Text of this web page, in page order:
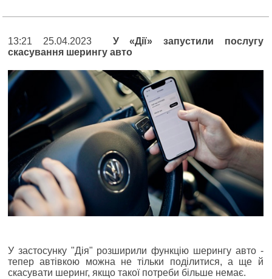
13:21 25.04.2023 У «Дії» запустили послугу
скасування шерингу авто
У застосунку "Дія" розширили функцію шерингу авто -
тепер автівкою можна не тільки поділитися, а ще й
скасувати шеринг, якщо такої потреби більше немає.